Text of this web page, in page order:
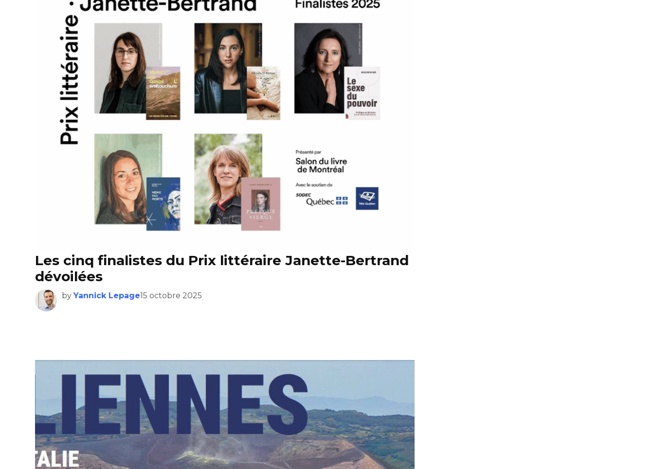
Les cinq finalistes du Prix littéraire Janette-Bertrand
dévoilées
by Yannick Lepage15 octobre 2025